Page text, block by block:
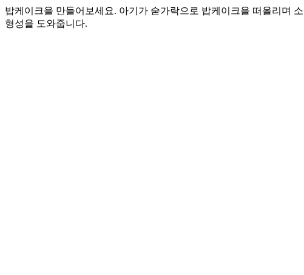
밥케이크을 만들어보세요. 아기가 숟가락으로 밥케이크을 떠올리며
형성을 도와줍니다.